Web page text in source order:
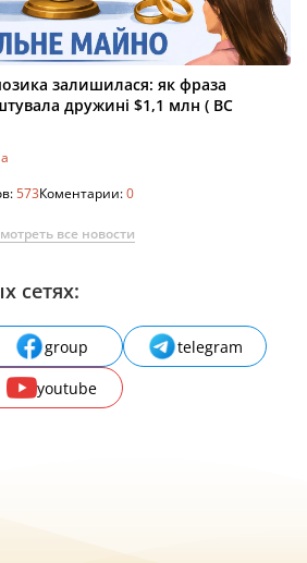
залишилася: як фраза
дружині $1,1 млн ( ВС
573Коментарии:0
все новости
сетях:
group
telegram
youtube